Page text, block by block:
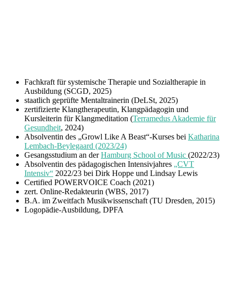
Fachkraft für systemische Therapie und Sozialtherapie in
Ausbildung (SCGD, 2025)
staatlich geprüfte Mentaltrainerin (DeLSt, 2025)
zertifizierte Klangtherapeutin, Klangpädagogin und
Kursleiterin für Klangmeditation (Terramedus Akademie für
Gesundheit, 2024)
Absolventin des „Growl Like A Beast“-Kurses bei Katharina
Lembach-Beylegaard (2023/24)
Gesangsstudium an derHamburg School of Music (2022/23)
Absolventin des pädagogischen Intensivjahres „CVT
Intensiv“ 2022/23 bei Dirk Hoppe und Lindsay Lewis
Certified POWERVOICE Coach (2021)
zert. Online-Redakteurin (WBS, 2017)
B.A. im Zweitfach Musikwissenschaft (TU Dresden, 2015)
Logopädie-Ausbildung, DPFA